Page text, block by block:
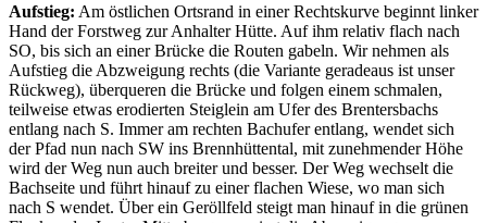
Aufstieg: Am östlichen Ortsrand in einer Rechtskurve beginnt linker
Hand der Forstweg zur Anhalter Hütte. Auf ihm relativ flach nach
SO, bis sich an einer Brücke die Routen gabeln. Wir nehmen als
Aufstieg die Abzweigung rechts (die Variante geradeaus ist unser
Rückweg), überqueren die Brücke und folgen einem schmalen,
teilweise etwas erodierten Steiglein am Ufer des Brentersbachs
entlang nach S. Immer am rechten Bachufer entlang, wendet sich
der Pfad nun nach SW ins Brennhüttental, mit zunehmender Höhe
wird der Weg nun auch breiter und besser. Der Weg wechselt die
Bachseite und führt hinauf zu einer flachen Wiese, wo man sich
nach S wendet. Über ein Geröllfeld steigt man hinauf in die grünen